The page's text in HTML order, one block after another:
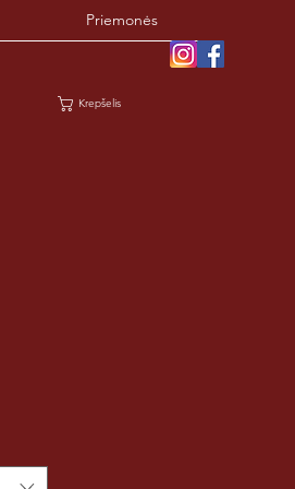
Priemonės
Krepšelis